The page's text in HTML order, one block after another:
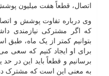
اتصال، قطعاً هفت میلیون
وی درباره تفاوت پوشش و
که اگر مشترکی نیازمندی
بتوانیم کمتر از یک ماه، طبق
برای او ایجاد کنیم که سعی
برسانیم و قطعاً باید این در
به معنی این است که مشترک